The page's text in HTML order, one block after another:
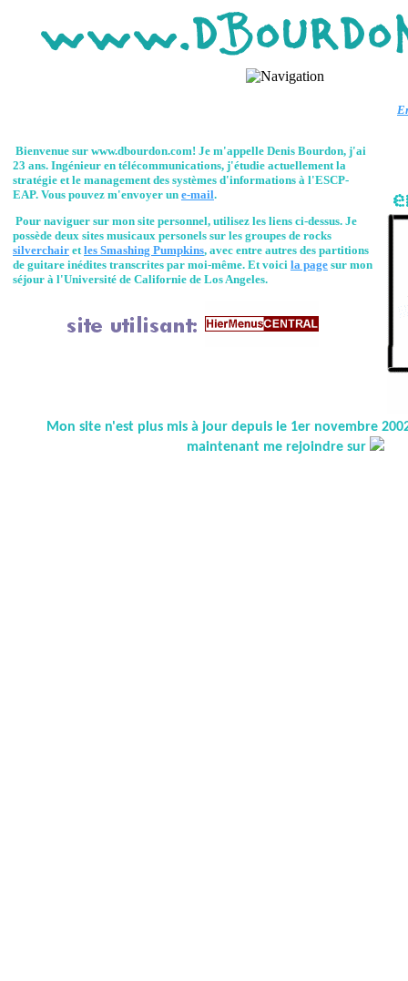
Bienvenue sur www.dbourdon.com! Je m'appelle Denis Bourdon, j'ai
23 ans. Ingénieur en télécommunications, j'étudie actuellement la
stratégie et le management des systèmes d'informations à l'ESCP-
EAP. Vous pouvez m'envoyer un e-mail.
Pour naviguer sur mon site personnel, utilisez les liens ci-dessus. Je
possède deux sites musicaux personels sur les groupes de rocks
silverchair etles Smashing Pumpkins, avec entre autres des partitions
de guitare inédites transcrites par moi-même. Et voici la page sur mon
séjour à l'Université de Californie de Los Angeles.
Mon site n'est plus mis à jour depuis le 1er novembre
maintenant me rejoindre sur